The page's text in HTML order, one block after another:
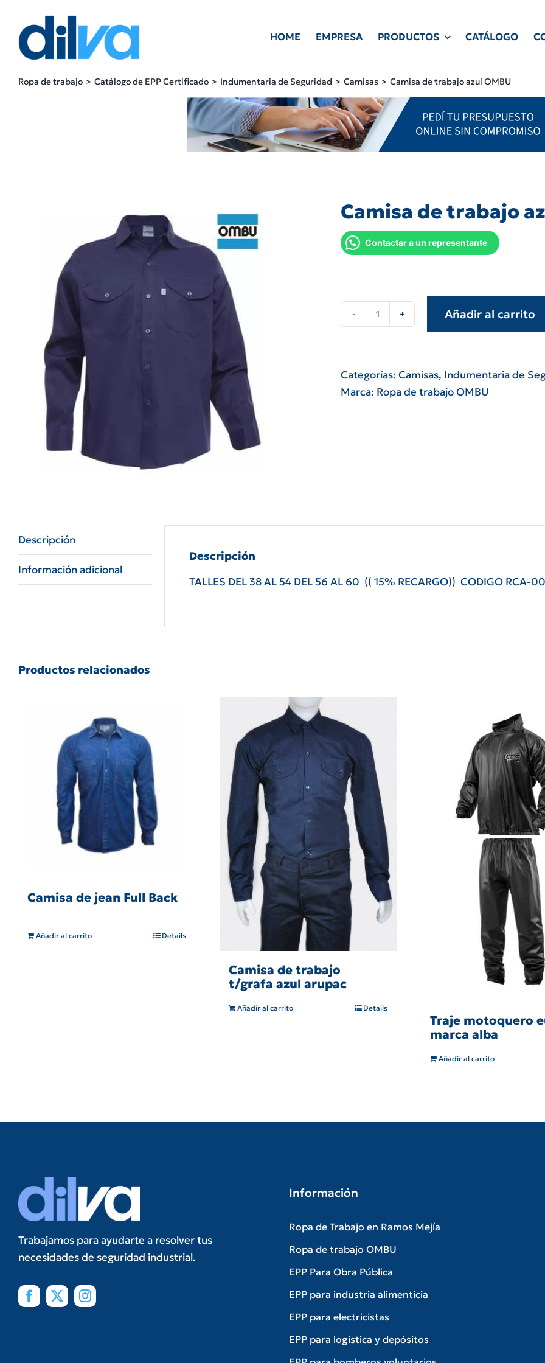
content
HOME EMPRESA PRODUCTOS CATÁLOGO
Ropa de trabajo Catálogo de EPP Certificado Indumentaria de Seguridad Camisas Camisa de trabajo azul OMBU
Camisa de trabajo
Contactar a un representante
Camisa
azul
OMBU
Añadir al carrito
Categorías: Camisas, Indumentaria de
Marca: Ropa de trabajo OMBU
Descripción
Información adicional
Descripción
TALLES DEL 38 AL 54 DEL 56 AL 60 (( 15% RECARGO)) CODIGO RCA-
Productos relacionados
Camisa de jean Full Back
Añadir al carrito Details
Camisa de trabajo
t/grafa azul arupac
Añadir al carrito Details
Traje motoquero
marca alba
Añadir al carrito
Trabajamos para ayudarte a resolver tus
necesidades de seguridad industrial.
Información
Ropa de Trabajo en Ramos Mejía
Ropa de trabajo OMBU
EPP Para Obra Pública
EPP para industria alimenticia
EPP para electricistas
EPP para logística y depósitos